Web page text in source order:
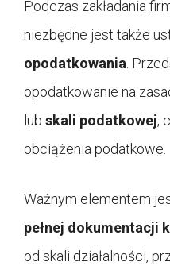
Podczas zakładania
niezbędne jest także
opodatkowania.
opodatkowanie na
lub skali podatkowej,
obciążenia podatkowe.
Ważnym elementem
pełnej dokumentacji
od skali działalności,